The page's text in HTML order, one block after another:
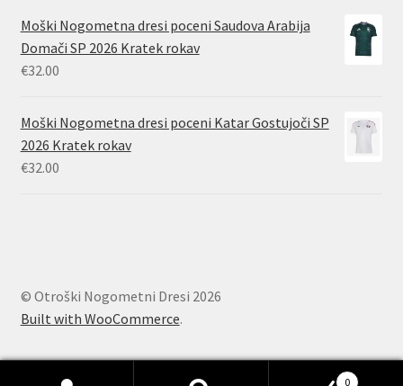
Moški Nogometna dresi poceni Saudova Arabija
Domači SP 2026 Kratek rokav
€32.00
Moški Nogometna dresi poceni Katar Gostujoči SP
2026 Kratek rokav
€32.00
© Otroški Nogometni Dresi 2026
Built with WooCommerce.
0